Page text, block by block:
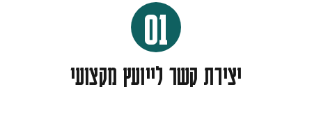
01
יצירת קשר לייועץ מקצועי